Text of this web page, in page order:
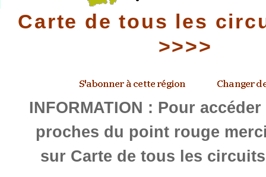
Carte de tous les
>>>>
INFORMATION : Pour
proches du point rouge
sur Carte de tous les